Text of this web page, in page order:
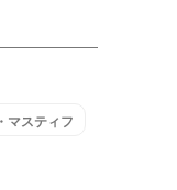
マスティフ